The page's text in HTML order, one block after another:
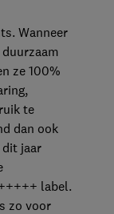
Wanneer
ze 100%
te
dan ook
jaar
label.
zo voor